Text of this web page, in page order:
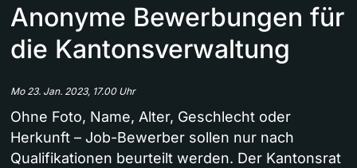
Anonyme Bewerbungen für
die Kantonsverwaltung
Mo 23. Jan. 2023, 17.00 Uhr
Ohne Foto, Name, Alter, Geschlecht oder
Herkunft – Job-Bewerber sollen nur nach
Qualifikationen beurteilt werden. Der Kantonsrat